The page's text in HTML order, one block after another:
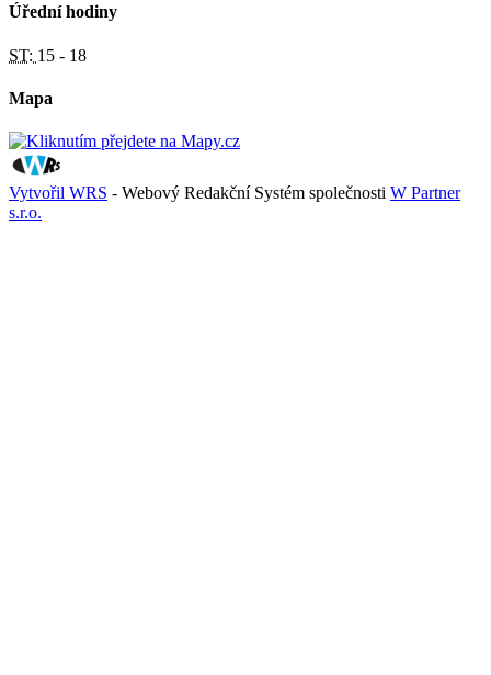
Úřední hodiny
ST: 15 - 18
Mapa
Vytvořil WRS - Webový Redakční Systém společnosti W Partner
s.r.o.